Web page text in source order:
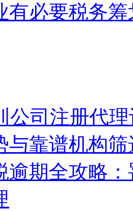
有必要税务
公司注册代
与靠谱机构筛
逾期全攻略